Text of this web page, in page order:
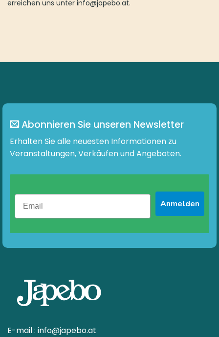
erreichen uns unter info@japebo.at.
Abonnieren Sie unseren Newsletter
Erhalten Sie alle neuesten Informationen zu
Veranstaltungen, Verkäufen und Angeboten.
Anmelden
E-mail : info@japebo.at